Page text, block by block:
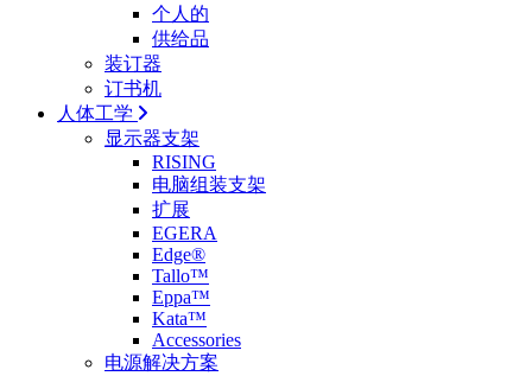
个人的
供给品
装订器
订书机
人体工学
显示器支架
RISING
电脑组装支架
扩展
EGERA
Edge®
Tallo™
Eppa™
Kata™
Accessories
电源解决方案